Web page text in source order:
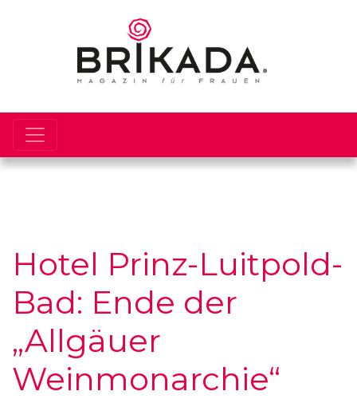
Hotel Prinz-Luitpold-
Bad: Ende der
„Allgäuer
Weinmonarchie“